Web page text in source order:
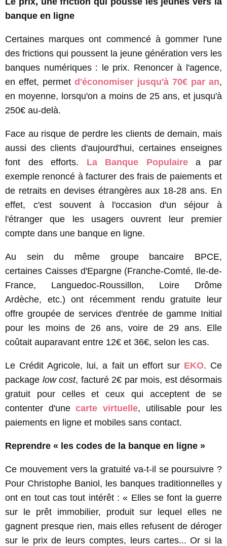
banque en ligne
Certaines marques ont commencé à gommer l'une
des frictions qui poussent la jeune génération vers les
banques numériques : le prix. Renoncer à l'agence,
en effet, permetd'économiser jusqu'à 70€ par an,
en moyenne, lorsqu'on a moins de 25 ans, et jusqu'à
250€ au-delà.
Face au risque de perdre les clients de demain, mais
aussi des clients d'aujourd'hui, certaines enseignes
font des efforts. La Banque Populairea par
exemple renoncé à facturer des frais de paiements et
de retraits en devises étrangères aux 18-28 ans. En
effet, c'est souvent à l'occasion d'un séjour à
l'étranger que les usagers ouvrent leur premier
compte dans une banque en ligne.
Au sein du même groupe bancaire BPCE,
certaines Caisses d'Epargne (Franche-Comté, Ile-de-
France, Languedoc-Roussillon, Loire Drôme
Ardèche, etc.) ont récemment rendu gratuite leur
offre groupée de services d'entrée de gamme Initial
pour les moins de 26 ans, voire de 29 ans. Elle
coûtait auparavant entre 12€ et 36€, selon les cas.
Le Crédit Agricole, lui, a fait un effort sur EKO. Ce
package low cost, facturé 2€ par mois, est désormais
gratuit pour celles et ceux qui acceptent de se
contenter d'unecarte virtuelle, utilisable pour les
paiements en ligne et mobiles sans contact.
Reprendre « les codes de la banque en ligne »
Ce mouvement vers la gratuité va-t-il se poursuivre ?
Pour Christophe Baniol, les banques traditionnelles y
ont en tout cas tout intérêt : « Elles se font la guerre
sur le prêt immobilier, produit sur lequel elles ne
gagnent presque rien, mais elles refusent de déroger
sur le prix de leurs comptes, leurs cartes... Or si la